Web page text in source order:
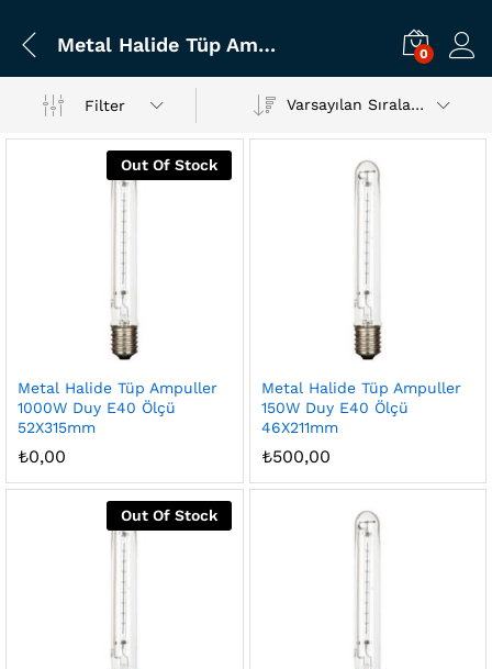
Metal Halide Tüp Ampuller 0
Filter Varsayılan Sıralama
Out Of Stock
Metal Halide Tüp Ampuller
1000W Duy E40 Ölçü
52X315mm
₺0,00
Metal Halide Tüp Ampuller
150W Duy E40 Ölçü
46X211mm
₺500,00
Out Of Stock